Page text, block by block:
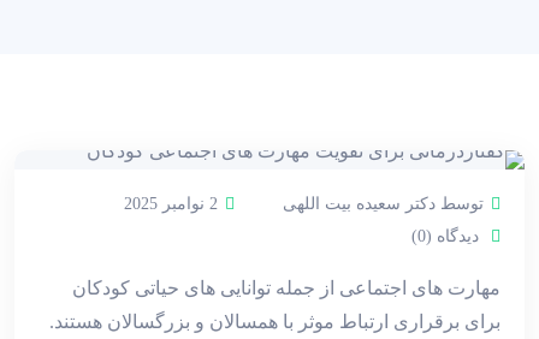
توسط دکتر سعیده بیت اللهی
2 نوامبر 2025
دیدگاه (0)
مهارت ‌های اجتماعی از جمله توانایی‌ های حیاتی کودکان
برای برقراری ارتباط موثر با همسالان و بزرگسالان هستند.